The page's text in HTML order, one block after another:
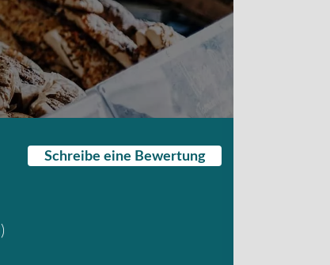
)
Schreibe eine Bewertung